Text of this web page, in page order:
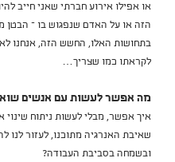
או אפילו אירוע חברתי שאני חייב
הזה או על האדם שנפגוש בו – הבטן
בתחושות האלו, החשש הזה, אנחנו
לקראתו כמו שצריך…
מה אפשר לעשות עם אנשים
איך אפשר, מבלי לעשות ניתוח
שאיבת האנרגיה מתוכנו, לעזור
ובשמחה בסביבת העבודה?